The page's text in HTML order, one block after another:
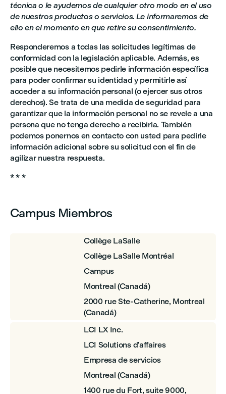
técnica o le ayudemos de cualquier otro modo en el uso
de nuestros productos o servicios. Le informaremos de
ello en el momento en que retire su consentimiento.
Responderemos a todas las solicitudes legítimas de
conformidad con la legislación aplicable. Además, es
posible que necesitemos pedirle información específica
para poder confirmar su identidad y permitirle así
acceder a su información personal (o ejercer sus otros
derechos). Se trata de una medida de seguridad para
garantizar que la información personal no se revele a una
persona que no tenga derecho a recibirla. También
podemos ponernos en contacto con usted para pedirle
información adicional sobre su solicitud con el fin de
agilizar nuestra respuesta.
* * *
Campus Miembros
Collège LaSalle
Collège LaSalle Montréal
Campus
Montreal (Canadá)
2000 rue Ste-Catherine, Montreal
(Canadá)
LCI LX Inc.
LCI Solutions d’affaires
Empresa de servicios
Montreal (Canadá)
1400 rue du Fort, suite 9000,